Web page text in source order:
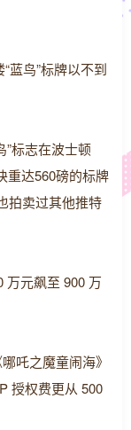
蓝鸟”标牌以不到
”标志在波士顿
重达560磅的标牌
拍卖过其他推特
万元飙至 900 万
吒之魔童闹海》
授权费更从 500